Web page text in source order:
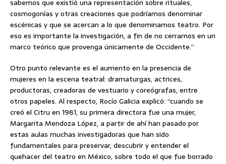
sabemos que existió una representación sobre rituales,
cosmogonías y otras creaciones que podríamos denominar
escénicas y que se acercan a lo que denominamos teatro. Por
eso es importante la investigación, a fin de no cerrarnos en un
marco teórico que provenga únicamente de Occidente.”
Otro punto relevante es el aumento en la presencia de
mujeres en la escena teatral: dramaturgas, actrices,
productoras, creadoras de vestuario y coreógrafas, entre
otros papeles. Al respecto, Rocío Galicia explicó: “cuando se
creó el Citru en 1981, su primera directora fue una mujer,
Margarita Mendoza López, a partir de ahí han pasado por
estas aulas muchas investigadoras que han sido
fundamentales para preservar, descubrir y entender el
quehacer del teatro en México, sobre todo el que fue borrado